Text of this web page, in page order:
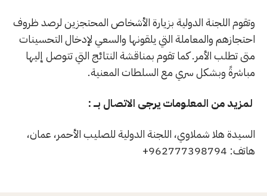
وتقوم اللجنة الدولية بزيارة الأشخاص المحتجزين لرصد ظروف
احتجازهم والمعاملة التي يلقونها والسعي لإدخال التحسينات
متى تطلب الأمر. كما تقوم بمناقشة النتائج التي تتوصل إليها
مباشرةً وبشكل سري مع السلطات المعنية.
لمزيد من المعلومات يرجى الاتصال بـــ :
السيدة هلا شملاوي، اللجنة الدولية للصليب الأحمر، عمان،
هاتف: 962777398794+